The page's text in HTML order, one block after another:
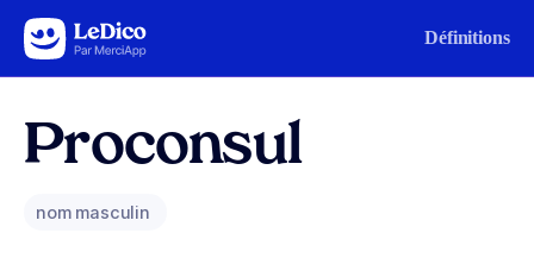
Aller au contenu Définitions
Proconsul
nom masculin